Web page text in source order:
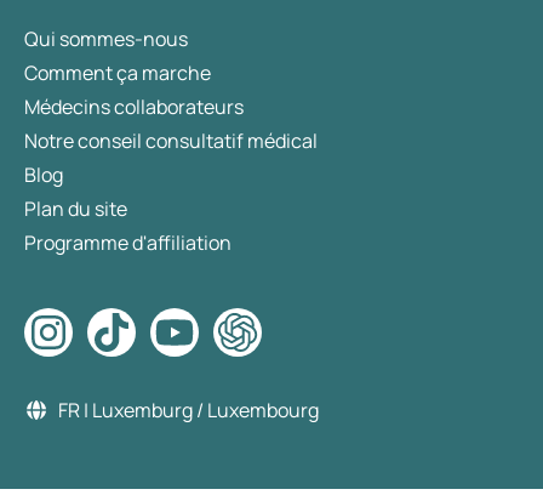
Qui sommes-nous
Comment ça marche
Médecins collaborateurs
Notre conseil consultatif médical
Blog
Plan du site
Programme d'affiliation
FR | Luxemburg / Luxembourg